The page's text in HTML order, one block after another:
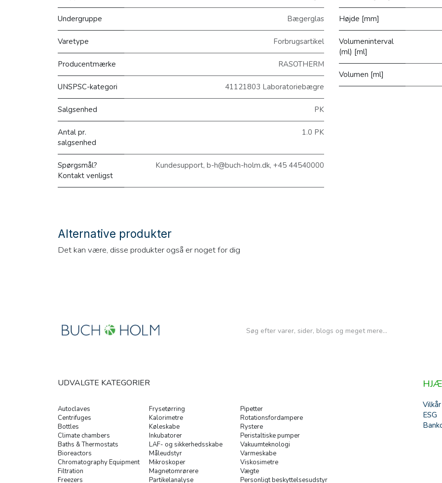
Undergruppe Bægerglas
Varetype Forbrugsartikel
Producentmærke RASOTHERM
UNSPSC-kategori 41121803 Laboratoriebægre
Salgsenhed PK
Antal pr.
salgsenhed
1.0 PK
Spørgsmål?
Kontakt venligst
Kundesupport, b-h@buch-holm.dk, +45 44540000
Højde [mm]
Volumeninterval
(ml) [ml]
Volumen [ml]
Alternative produkter
Det kan være, disse produkter også er noget for dig
Autoclaves
Centrifuges
Bottles
Climate chambers
Baths & Thermostats
Bioreactors
Chromatography Equipment
Filtration
Freezers
Frysetørring
Kalorimetre
Køleskabe
Inkubatorer
LAF- og sikkerhedsskabe
Måleudstyr
Mikroskoper
Magnetomrørere
Partikelanalyse
Pipetter
Rotationsfordampere
Rystere
Peristaltiske pumper
Vakuumteknologi
Varmeskabe
Viskosimetre
Vægte
Personligt beskyttelsesudstyr
UDVALGTE KATEGORIER
Vilkår
ESG